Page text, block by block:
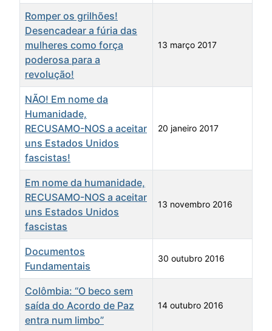
Romper os grilhões!
Desencadear a fúria das
mulheres como força
poderosa para a
revolução!
13 março 2017
NÃO! Em nome da
Humanidade,
RECUSAMO-NOS a aceitar
uns Estados Unidos
fascistas!
20 janeiro 2017
Em nome da humanidade,
RECUSAMO-NOS a aceitar
uns Estados Unidos
fascistas
13 novembro 2016
Documentos
Fundamentais
30 outubro 2016
Colômbia: “O beco sem
saída do Acordo de Paz
entra num limbo”
14 outubro 2016